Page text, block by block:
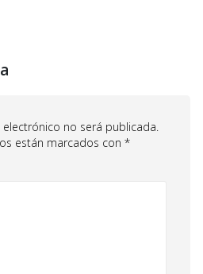
no será publicada.
están marcados con *